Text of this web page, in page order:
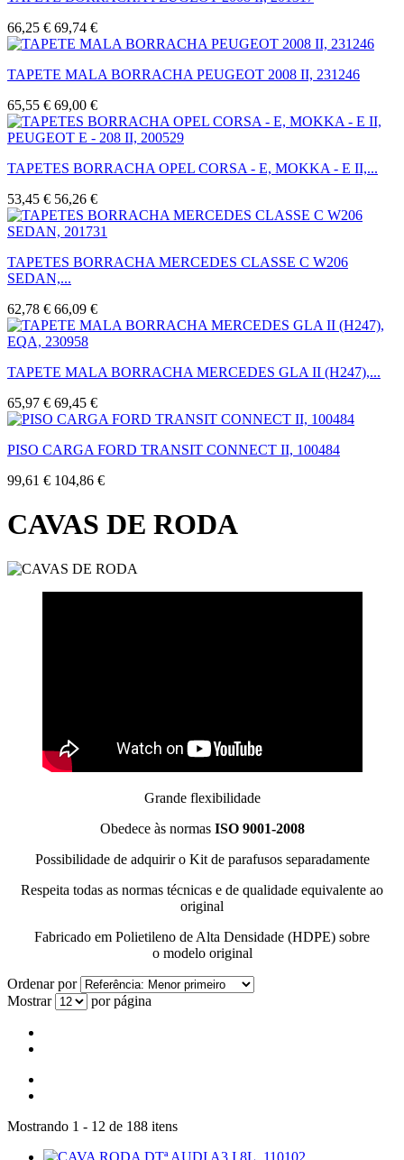
66,25 € 69,74 €
TAPETE MALA BORRACHA PEUGEOT 2008 II, 231246
65,55 € 69,00 €
TAPETES BORRACHA OPEL CORSA - E, MOKKA - E II,...
53,45 € 56,26 €
TAPETES BORRACHA MERCEDES CLASSE C W206
SEDAN,...
62,78 € 66,09 €
TAPETE MALA BORRACHA MERCEDES GLA II (H247),...
65,97 € 69,45 €
PISO CARGA FORD TRANSIT CONNECT II, 100484
99,61 € 104,86 €
CAVAS DE RODA
Grande flexibilidade
Obedece às normas ISO 9001-2008
Possibilidade de adquirir o Kit de parafusos separadamente
Respeita todas as normas técnicas e de qualidade equivalente ao
original
Fabricado em Polietileno de Alta Densidade (HDPE) sobre
o modelo original
Ordenar por
Mostrar
por página
Mostrando 1 - 12 de 188 itens